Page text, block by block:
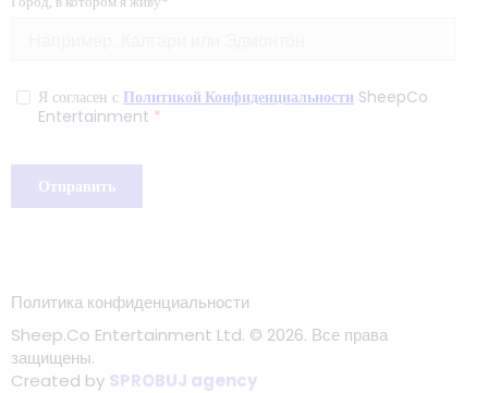
Политика конфиденциальности
Sheep.Co Entertainment Ltd. © 2026. Все права
защищены.
Created by SPROBUJ agency